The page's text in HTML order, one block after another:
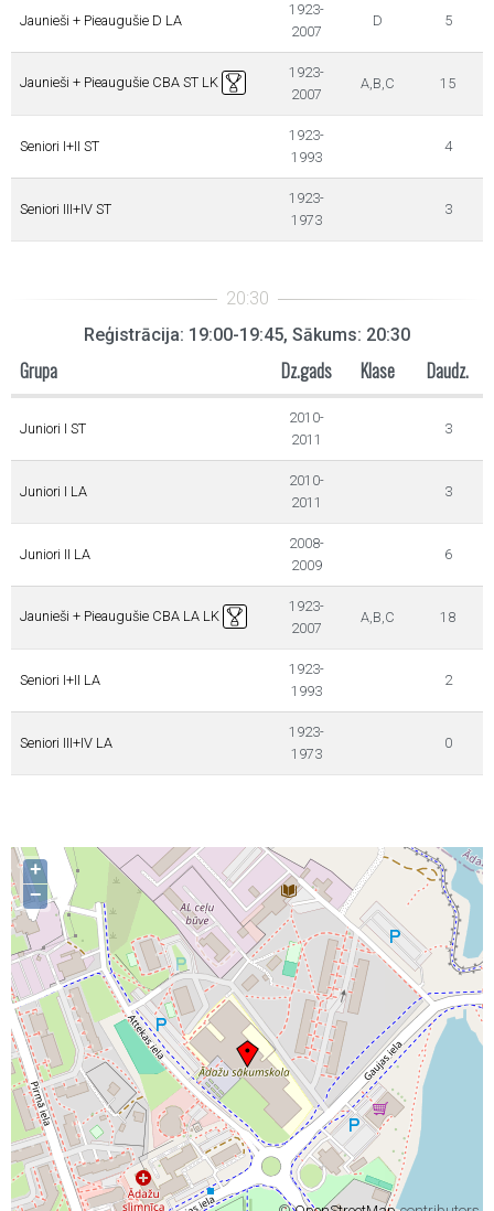
Jaunieši + Pieaugušie D LA
1923-
2007
D 5
Jaunieši + Pieaugušie CBA ST LK
1923-
2007
A,B,C 15
Seniori I+II ST
1923-
1993
4
Seniori III+IV ST
1923-
1973
3
Reģistrācija: 19:00-19:45, Sākums: 20:30
Grupa Dz.gads Klase Daudz.
Juniori I ST
2010-
2011
3
Juniori I LA
2010-
2011
3
Juniori II LA
2008-
2009
6
Jaunieši + Pieaugušie CBA LA LK
1923-
2007
A,B,C 18
Seniori I+II LA
1923-
1993
2
Seniori III+IV LA
1923-
1973
0
+
−